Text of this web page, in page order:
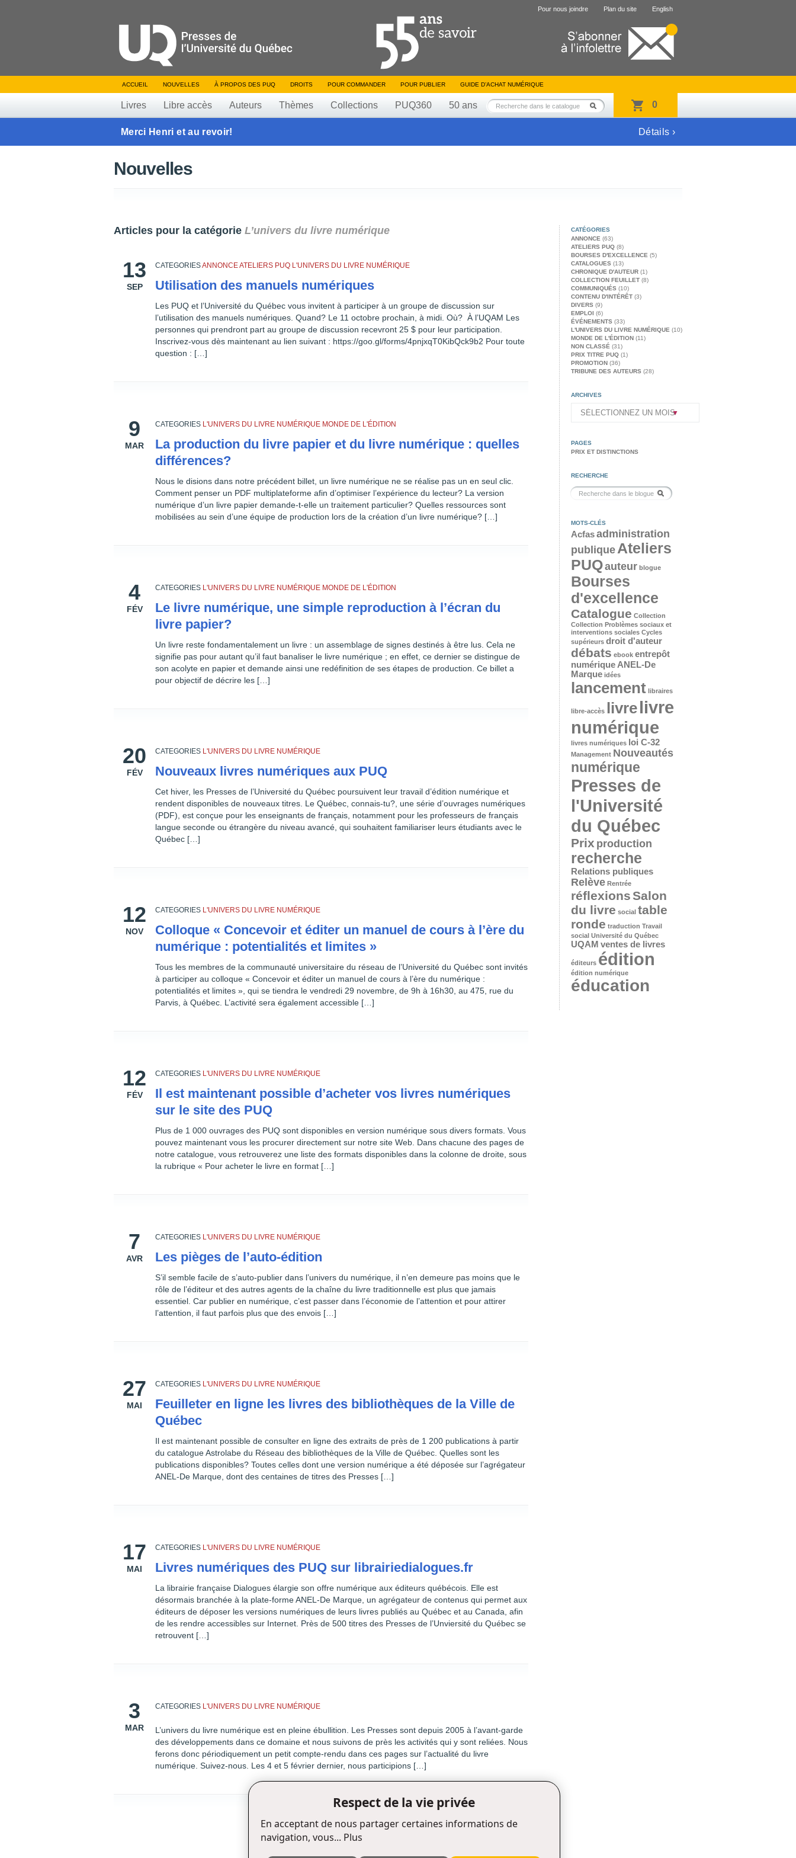
Pour nous joindre Plan du site English
ACCUEIL NOUVELLES À PROPOS DES PUQ DROITS POUR COMMANDER POUR PUBLIER GUIDE D’ACHAT NUMÉRIQUE
Livres Libre accès Auteurs Thèmes Collections PUQ360 50 ans 0
Merci Henri et au revoir! Détails ›
Nouvelles
Articles pour la catégorie L’univers du livre numérique
13
SEP
CATEGORIESANNONCEATELIERS PUQ L'UNIVERS DU LIVRE NUMÉRIQUE
Utilisation des manuels numériques
Les PUQ et l’Université du Québec vous invitent à participer à un groupe de discussion sur
l’utilisation des manuels numériques. Quand? Le 11 octobre prochain, à midi. Où? À l’UQAM Les
personnes qui prendront part au groupe de discussion recevront 25 $ pour leur participation.
Inscrivez-vous dès maintenant au lien suivant : https://goo.gl/forms/4pnjxqT0KibQck9b2 Pour toute
question : […]
9
MAR
CATEGORIES L'UNIVERS DU LIVRE NUMÉRIQUE MONDE DE L'ÉDITION
La production du livre papier et du livre numérique : quelles
différences?
Nous le disions dans notre précédent billet, un livre numérique ne se réalise pas un en seul clic.
Comment penser un PDF multiplateforme afin d’optimiser l’expérience du lecteur? La version
numérique d’un livre papier demande-t-elle un traitement particulier? Quelles ressources sont
mobilisées au sein d’une équipe de production lors de la création d’un livre numérique? […]
4
FÉV
CATEGORIES L'UNIVERS DU LIVRE NUMÉRIQUE MONDE DE L'ÉDITION
Le livre numérique, une simple reproduction à l’écran du
livre papier?
Un livre reste fondamentalement un livre : un assemblage de signes destinés à être lus. Cela ne
signifie pas pour autant qu’il faut banaliser le livre numérique ; en effet, ce dernier se distingue de
son acolyte en papier et demande ainsi une redéfinition de ses étapes de production. Ce billet a
pour objectif de décrire les […]
20
FÉV
CATEGORIES L'UNIVERS DU LIVRE NUMÉRIQUE
Nouveaux livres numériques aux PUQ
Cet hiver, les Presses de l’Université du Québec poursuivent leur travail d’édition numérique et
rendent disponibles de nouveaux titres. Le Québec, connais-tu?, une série d’ouvrages numériques
(PDF), est conçue pour les enseignants de français, notamment pour les professeurs de français
langue seconde ou étrangère du niveau avancé, qui souhaitent familiariser leurs étudiants avec le
Québec […]
12
NOV
CATEGORIES L'UNIVERS DU LIVRE NUMÉRIQUE
Colloque « Concevoir et éditer un manuel de cours à l’ère du
numérique : potentialités et limites »
Tous les membres de la communauté universitaire du réseau de l’Université du Québec sont invités
à participer au colloque « Concevoir et éditer un manuel de cours à l’ère du numérique :
potentialités et limites », qui se tiendra le vendredi 29 novembre, de 9h à 16h30, au 475, rue du
Parvis, à Québec. L’activité sera également accessible […]
12
FÉV
CATEGORIES L'UNIVERS DU LIVRE NUMÉRIQUE
Il est maintenant possible d’acheter vos livres numériques
sur le site des PUQ
Plus de 1 000 ouvrages des PUQ sont disponibles en version numérique sous divers formats. Vous
pouvez maintenant vous les procurer directement sur notre site Web. Dans chacune des pages de
notre catalogue, vous retrouverez une liste des formats disponibles dans la colonne de droite, sous
la rubrique « Pour acheter le livre en format […]
7
AVR
CATEGORIES L'UNIVERS DU LIVRE NUMÉRIQUE
Les pièges de l’auto-édition
S’il semble facile de s’auto-publier dans l’univers du numérique, il n’en demeure pas moins que le
rôle de l’éditeur et des autres agents de la chaîne du livre traditionnelle est plus que jamais
essentiel. Car publier en numérique, c’est passer dans l’économie de l’attention et pour attirer
l’attention, il faut parfois plus que des envois […]
27
MAI
CATEGORIES L'UNIVERS DU LIVRE NUMÉRIQUE
Feuilleter en ligne les livres des bibliothèques de la Ville de
Québec
Il est maintenant possible de consulter en ligne des extraits de près de 1 200 publications à partir
du catalogue Astrolabe du Réseau des bibliothèques de la Ville de Québec. Quelles sont les
publications disponibles? Toutes celles dont une version numérique a été déposée sur l’agrégateur
ANEL-De Marque, dont des centaines de titres des Presses […]
17
MAI
CATEGORIES L'UNIVERS DU LIVRE NUMÉRIQUE
Livres numériques des PUQ sur librairiedialogues.fr
La librairie française Dialogues élargie son offre numérique aux éditeurs québécois. Elle est
désormais branchée à la plate-forme ANEL-De Marque, un agrégateur de contenus qui permet aux
éditeurs de déposer les versions numériques de leurs livres publiés au Québec et au Canada, afin
de les rendre accessibles sur Internet. Près de 500 titres des Presses de l’Unviersité du Québec se
retrouvent […]
3
MAR
CATEGORIES L'UNIVERS DU LIVRE NUMÉRIQUE
L’univers du livre numérique est en pleine ébullition. Les Presses sont depuis 2005 à l’avant-garde
des développements dans ce domaine et nous suivons de près les activités qui y sont reliées. Nous
ferons donc périodiquement un petit compte-rendu dans ces pages sur l’actualité du livre
numérique. Suivez-nous. Les 4 et 5 février dernier, nous participions […]
CATÉGORIES
ANNONCE (63)
ATELIERS PUQ (8)
BOURSES D'EXCELLENCE (5)
CATALOGUES (13)
CHRONIQUE D'AUTEUR (1)
COLLECTION FEUILLET (8)
COMMUNIQUÉS (10)
CONTENU D'INTÉRÊT (3)
DIVERS (9)
EMPLOI (6)
ÉVÉNEMENTS (33)
L'UNIVERS DU LIVRE NUMÉRIQUE (10)
MONDE DE L'ÉDITION (11)
NON CLASSÉ (31)
PRIX TITRE PUQ (1)
PROMOTION (36)
TRIBUNE DES AUTEURS (28)
ARCHIVES
PAGES
PRIX ET DISTINCTIONS
RECHERCHE
MOTS-CLÉS
Acfasadministration
publique Ateliers
PUQauteur blogue
Bourses
d'excellence
Catalogue Collection
Collection Problèmes sociaux et
interventions sociales Cycles
supérieurs droit d'auteur
débats ebook entrepôt
numérique ANEL-De
Marque idées
lancement libraires
libre-accès livrelivre
numérique
livres numériques loi C-32
Management Nouveautés
numérique
Presses de
l'Université
du Québec
Prix production
recherche
Relations publiques
Relève Rentrée
réflexionsSalon
du livre social table
ronde traduction Travail
social Université du Québec
UQAM ventes de livres
éditeurs édition
édition numérique
éducation
Respect de la vie privée
En acceptant de nous partager certaines informations de
navigation, vous... Plus